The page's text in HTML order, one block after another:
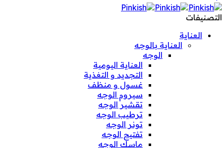
التصنيفات
العناية
العناية بالوجه
الوجه
العناية اليومية
التجديد و التغذية
غسول و منظف
سيروم الوجه
تقشير الوجه
ترطيب الوجه
تونر الوجه
تفتيح الوجه
ماسك الوجه